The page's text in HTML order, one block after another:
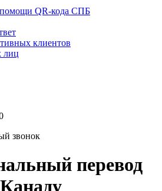
QR-кода СПБ
клиентов
лиц
звонок
перевод